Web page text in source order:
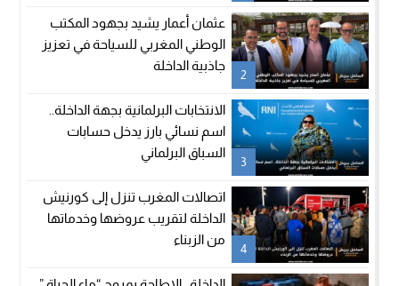
2
عثمان أعمار يشيد بجهود المكتب
الوطني المغربي للسياحة في تعزيز
جاذبية الداخلة
3
الانتخابات البرلمانية بجهة الداخلة..
اسم نسائي بارز يدخل حسابات
السباق البرلماني
4
اتصالات المغرب تنزل إلى كورنيش
الداخلة لتقريب عروضها وخدماتها
من الزبناء